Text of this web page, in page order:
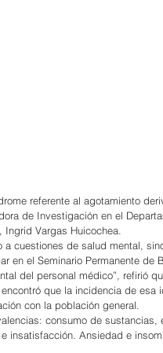
referente al agotamiento
de Investigación en el
Vargas Huicochea.
a cuestiones de salud mental,
en el Seminario Permanente de
del personal médico”, refirió
que la incidencia de esa
con la población general.
consumo de sustancias,
insatisfacción. Ansiedad e